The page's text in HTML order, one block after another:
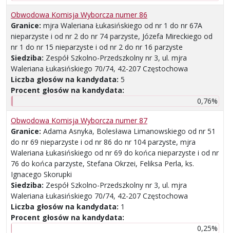
Obwodowa Komisja Wyborcza numer 86
Granice: mjra Waleriana Łukasińskiego od nr 1 do nr 67A
nieparzyste i od nr 2 do nr 74 parzyste, Józefa Mireckiego od
nr 1 do nr 15 nieparzyste i od nr 2 do nr 16 parzyste
Siedziba: Zespół Szkolno-Przedszkolny nr 3, ul. mjra
Waleriana Łukasińskiego 70/74, 42-207 Częstochowa
Liczba głosów na kandydata: 5
Procent głosów na kandydata:
0,76%
Obwodowa Komisja Wyborcza numer 87
Granice: Adama Asnyka, Bolesława Limanowskiego od nr 51
do nr 69 nieparzyste i od nr 86 do nr 104 parzyste, mjra
Waleriana Łukasińskiego od nr 69 do końca nieparzyste i od nr
76 do końca parzyste, Stefana Okrzei, Feliksa Perla, ks.
Ignacego Skorupki
Siedziba: Zespół Szkolno-Przedszkolny nr 3, ul. mjra
Waleriana Łukasińskiego 70/74, 42-207 Częstochowa
Liczba głosów na kandydata: 1
Procent głosów na kandydata:
0,25%